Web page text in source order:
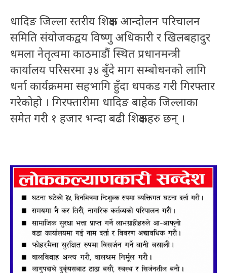
धादिङ जिल्ला स्तरीय शिक्षक आन्दोलन परिचालन
समिति संयोजकद्वय विष्णु अधिकारी र खिलबहादुर
धमला नेतृत्वमा काठमाडौं स्थित प्रधानमन्त्री
कार्यालय परिसरमा ३४ बुँदे माग सम्बोधनको लागि
धर्ना कार्यक्रममा सहभागि हुँदा धपकड गरी गिरफ्तार
गरेकोहो । गिरफ्तारीमा धादिङ बाहेक जिल्लाका
समेत गरी १ हजार भन्दा बढी शिक्षकहरु छन् ।